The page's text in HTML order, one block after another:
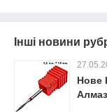
Інші новини
Нове